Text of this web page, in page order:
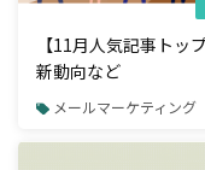
【11月人気記事トッ
新動向など
メールマーケティング